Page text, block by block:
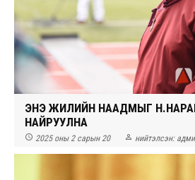
ЭНЭ ЖИЛИЙН НААДМЫГ
НАЙРУУЛНА
 2025 оны 2 сарын 20  нийтэлсэн: